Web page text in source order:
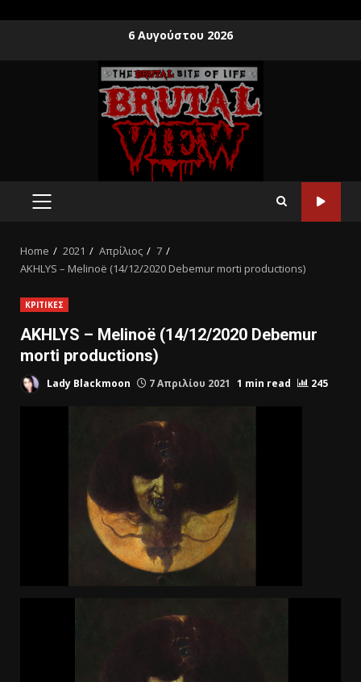
6 Αυγούστου 2026
Home 2021 Απρίλιος
7
AKHLYS – Melinoë (14/12/2020 Debemur morti productions)
ΚΡΙΤΙΚΕΣ
AKHLYS – Melinoë (14/12/2020 Debemur
morti productions)
Lady Blackmoon 7 Απριλίου 2021 1 min read 245